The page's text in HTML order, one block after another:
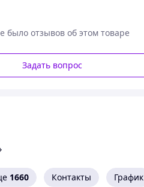
было отзывов об этом товаре
Задать вопрос
1660 Контакты График